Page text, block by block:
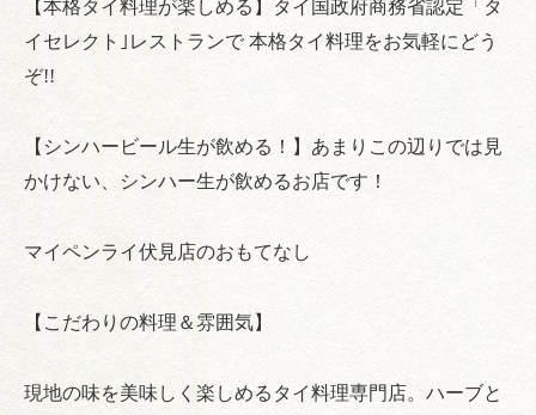
【本格タイ料理が楽しめる】タイ国政府商務省認定「タ
イセレクト｣レストランで 本格タイ料理をお気軽にどう
ぞ!!
【シンハービール生が飲める！】あまりこの辺りでは見
かけない、シンハー生が飲めるお店です！
マイペンライ伏見店のおもてなし
【こだわりの料理＆雰囲気】
現地の味を美味しく楽しめるタイ料理専門店。ハーブと